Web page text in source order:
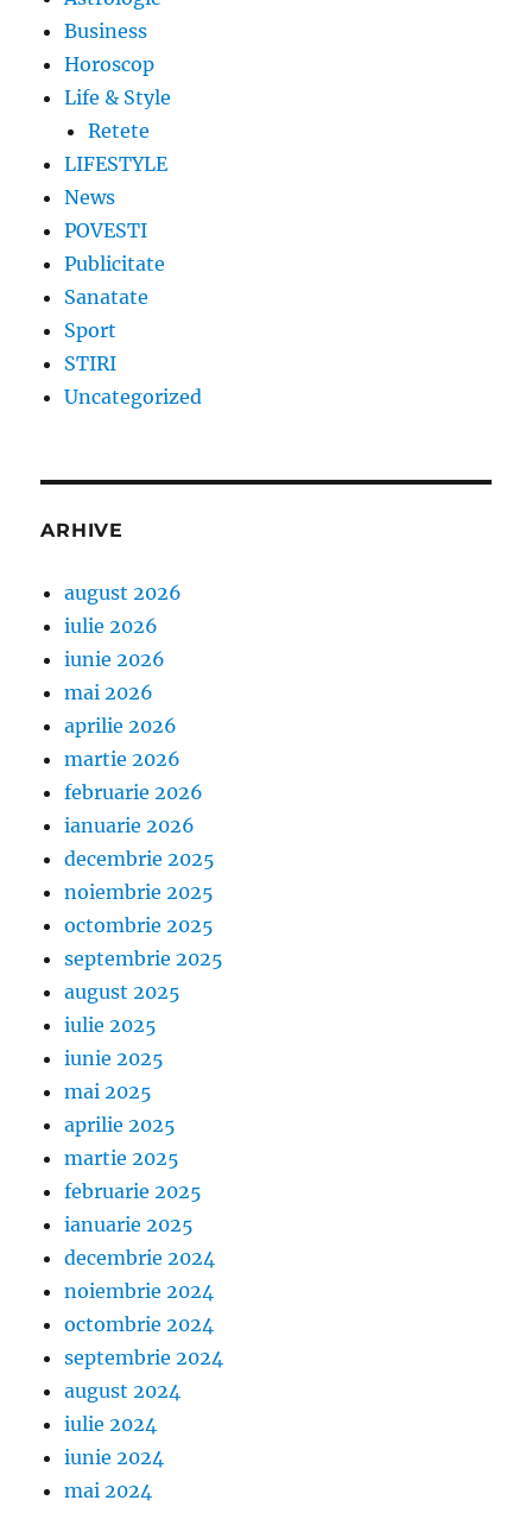
Business
Horoscop
Life & Style
Retete
LIFESTYLE
News
POVESTI
Publicitate
Sanatate
Sport
STIRI
Uncategorized
ARHIVE
august 2026
iulie 2026
iunie 2026
mai 2026
aprilie 2026
martie 2026
februarie 2026
ianuarie 2026
decembrie 2025
noiembrie 2025
octombrie 2025
septembrie 2025
august 2025
iulie 2025
iunie 2025
mai 2025
aprilie 2025
martie 2025
februarie 2025
ianuarie 2025
decembrie 2024
noiembrie 2024
octombrie 2024
septembrie 2024
august 2024
iulie 2024
iunie 2024
mai 2024